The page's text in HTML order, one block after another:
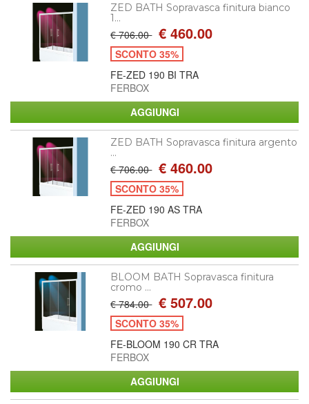
ZED BATH Sopravasca finitura bianco
1...
€ 706.00 € 460.00
SCONTO 35%
FE-ZED 190 BI TRA
FERBOX
ZED BATH Sopravasca finitura argento
...
€ 706.00 € 460.00
SCONTO 35%
FE-ZED 190 AS TRA
FERBOX
BLOOM BATH Sopravasca finitura
cromo ...
€ 784.00 € 507.00
SCONTO 35%
FE-BLOOM 190 CR TRA
FERBOX